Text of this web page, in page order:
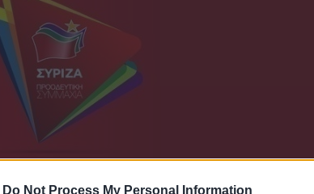
Do Not Process My Personal Information